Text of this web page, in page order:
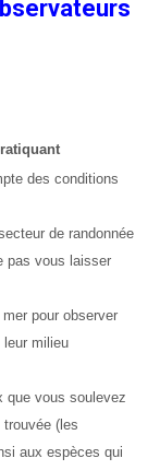
des conditions
de randonnée
pas vous laisser
mer pour observer
leur milieu
que vous soulevez
(les
aux espèces qui